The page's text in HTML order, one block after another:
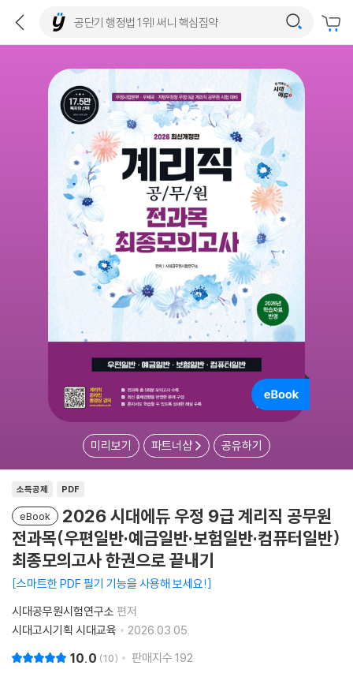
미리보기 파트너샵 공유하기
소득공제 PDF
eBook
2026 시대에듀 우정 9급 계리직 공무원
전과목(우편일반·예금일반·보험일반·컴퓨터일반)
최종모의고사 한권으로 끝내기
스마트한 PDF 필기 기능을 사용해 보세요!
시대공무원시험연구소 편저
시대고시기획 시대교육
2026.03.05.
10.0 10 판매지수 192